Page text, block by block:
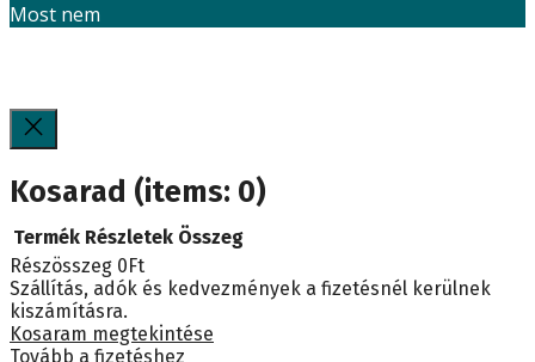
Most nem
Kosarad (items: 0)
Termékek
a
Termék Részletek Összeg
Részösszeg 0Ft
Szállítás, adók és kedvezmények a fizetésnél kerülnek
kiszámításra.
Kosaram megtekintése
Tovább a fizetéshez